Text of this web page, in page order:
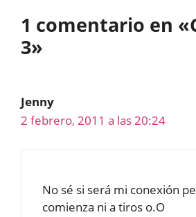
1 comentario en
3»
Jenny
2 febrero, 2011 a las 20:24
No sé si será mi conexión
comienza ni a tiros o.O